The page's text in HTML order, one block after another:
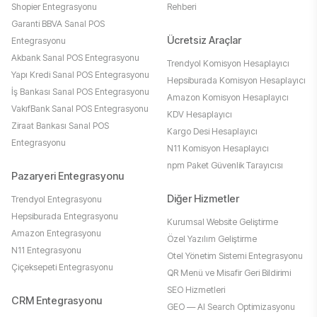
Shopier Entegrasyonu
Garanti BBVA Sanal POS
Entegrasyonu
Akbank Sanal POS Entegrasyonu
Yapı Kredi Sanal POS Entegrasyonu
İş Bankası Sanal POS Entegrasyonu
VakıfBank Sanal POS Entegrasyonu
Ziraat Bankası Sanal POS
Entegrasyonu
Pazaryeri Entegrasyonu
Trendyol Entegrasyonu
Hepsiburada Entegrasyonu
Amazon Entegrasyonu
N11 Entegrasyonu
Çiçeksepeti Entegrasyonu
CRM Entegrasyonu
Rehberi
Ücretsiz Araçlar
Trendyol Komisyon Hesaplayıcı
Hepsiburada Komisyon Hesaplayıcı
Amazon Komisyon Hesaplayıcı
KDV Hesaplayıcı
Kargo Desi Hesaplayıcı
N11 Komisyon Hesaplayıcı
npm Paket Güvenlik Tarayıcısı
Diğer Hizmetler
Kurumsal Website Geliştirme
Özel Yazılım Geliştirme
Otel Yönetim Sistemi Entegrasyonu
QR Menü ve Misafir Geri Bildirimi
SEO Hizmetleri
GEO — AI Search Optimizasyonu